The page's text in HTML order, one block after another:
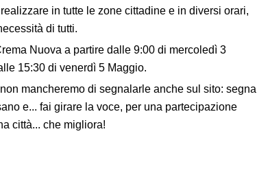
in tutte le zone cittadine e in diversi orari,
di tutti.
Nuova a partire dalle 9:00 di mercoledì 3
15:30 di venerdì 5 Maggio.
mancheremo di segnalarle anche sul sito: segna
e... fai girare la voce, per una partecipazione
città... che migliora!